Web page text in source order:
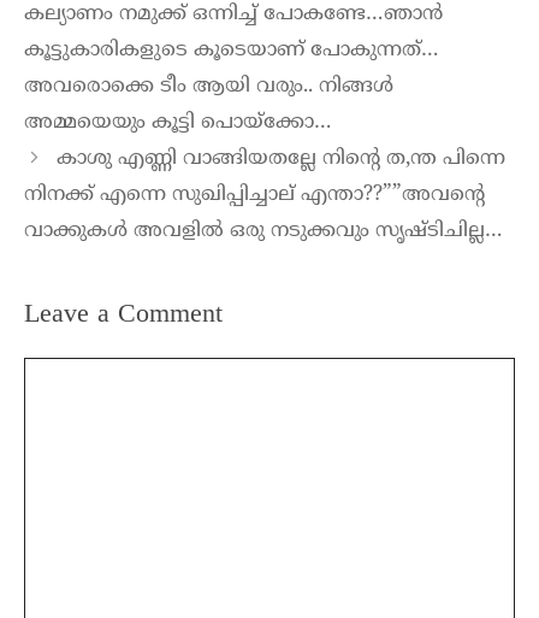
കല്യാണം നമുക്ക് ഒന്നിച്ച് പോകണ്ടേ…ഞാൻ
കൂട്ടുകാരികളുടെ കൂടെയാണ് പോകുന്നത്…
അവരൊക്കെ ടീം ആയി വരും.. നിങ്ങൾ
അമ്മയെയും കൂട്ടി പൊയ്ക്കോ…
കാശു എണ്ണി വാങ്ങിയതല്ലേ നിന്റെ ത,ന്ത പിന്നെ
നിനക്ക് എന്നെ സുഖിപ്പിച്ചാല് എന്താ??””അവന്റെ
വാക്കുകൾ അവളിൽ ഒരു നടുക്കവും സൃഷ്ടിചില്ല…
Leave a Comment